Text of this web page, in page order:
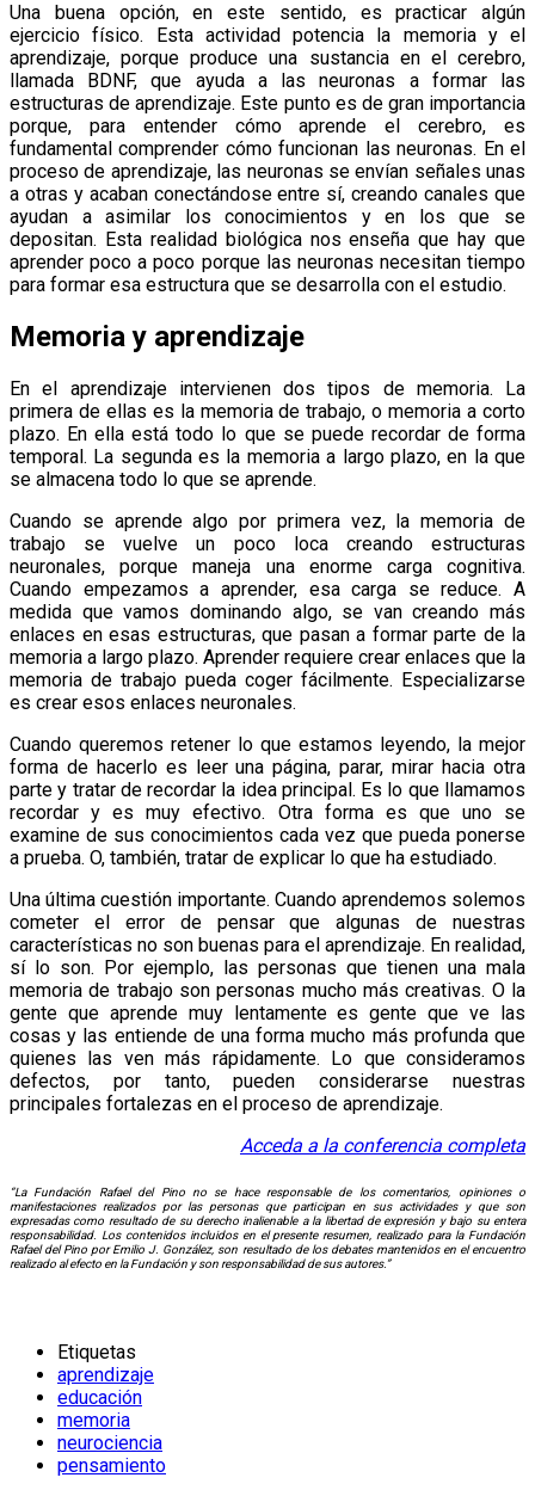
Una buena opción, en este sentido, es practicar algún
ejercicio físico. Esta actividad potencia la memoria y el
aprendizaje, porque produce una sustancia en el cerebro,
llamada BDNF, que ayuda a las neuronas a formar las
estructuras de aprendizaje. Este punto es de gran importancia
porque, para entender cómo aprende el cerebro, es
fundamental comprender cómo funcionan las neuronas. En el
proceso de aprendizaje, las neuronas se envían señales unas
a otras y acaban conectándose entre sí, creando canales que
ayudan a asimilar los conocimientos y en los que se
depositan. Esta realidad biológica nos enseña que hay que
aprender poco a poco porque las neuronas necesitan tiempo
para formar esa estructura que se desarrolla con el estudio.
Memoria y aprendizaje
En el aprendizaje intervienen dos tipos de memoria. La
primera de ellas es la memoria de trabajo, o memoria a corto
plazo. En ella está todo lo que se puede recordar de forma
temporal. La segunda es la memoria a largo plazo, en la que
se almacena todo lo que se aprende.
Cuando se aprende algo por primera vez, la memoria de
trabajo se vuelve un poco loca creando estructuras
neuronales, porque maneja una enorme carga cognitiva.
Cuando empezamos a aprender, esa carga se reduce. A
medida que vamos dominando algo, se van creando más
enlaces en esas estructuras, que pasan a formar parte de la
memoria a largo plazo. Aprender requiere crear enlaces que la
memoria de trabajo pueda coger fácilmente. Especializarse
es crear esos enlaces neuronales.
Cuando queremos retener lo que estamos leyendo, la mejor
forma de hacerlo es leer una página, parar, mirar hacia otra
parte y tratar de recordar la idea principal. Es lo que llamamos
recordar y es muy efectivo. Otra forma es que uno se
examine de sus conocimientos cada vez que pueda ponerse
a prueba. O, también, tratar de explicar lo que ha estudiado.
Una última cuestión importante. Cuando aprendemos solemos
cometer el error de pensar que algunas de nuestras
características no son buenas para el aprendizaje. En realidad,
sí lo son. Por ejemplo, las personas que tienen una mala
memoria de trabajo son personas mucho más creativas. O la
gente que aprende muy lentamente es gente que ve las
cosas y las entiende de una forma mucho más profunda que
quienes las ven más rápidamente. Lo que consideramos
defectos, por tanto, pueden considerarse nuestras
principales fortalezas en el proceso de aprendizaje.
Acceda a la conferencia completa
“La Fundación Rafael del Pino no se hace responsable de los comentarios, opiniones o
manifestaciones realizados por las personas que participan en sus actividades y que son
expresadas como resultado de su derecho inalienable a la libertad de expresión y bajo su entera
responsabilidad. Los contenidos incluidos en el presente resumen, realizado para la Fundación
Rafael del Pino por Emilio J. González, son resultado de los debates mantenidos en el encuentro
realizado al efecto en la Fundación y son responsabilidad de sus autores.”
Etiquetas
aprendizaje
educación
memoria
neurociencia
pensamiento